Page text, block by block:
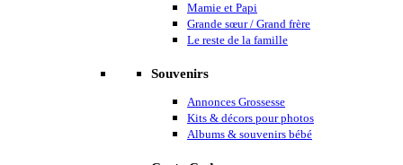
Mamie et Papi
Grande sœur / Grand frère
Le reste de la famille
Souvenirs
Annonces Grossesse
Kits & décors pour photos
Albums & souvenirs bébé